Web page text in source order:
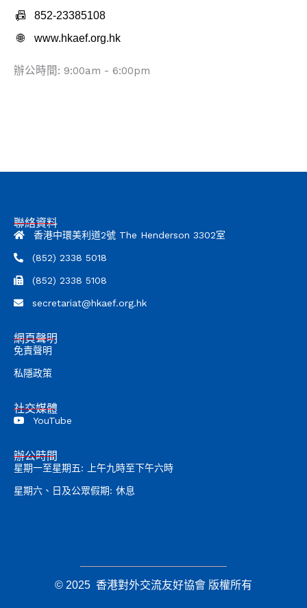
📠
852-23385108
🌐
www.hkaef.org.hk
辦公時間: 9:00am - 6:00pm
聯絡資料
香港中環美利道2號 The Henderson 3302室
(852) 2338 5018
(852) 2338 5108
secretariat@hkaef.org.hk
網頁聲明
免責聲明
私隱政策
社交媒體
YouTube
辦公時間
星期一至星期五: 上午九時至下午六時
星期六、日及公眾假期: 休息
© 2025 香港對外交流友好協會 版權所有